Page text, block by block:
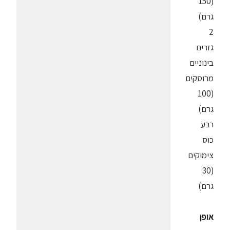
גרם)
2
גזרים
בינוניים
מרוסקים
(100
גרם)
רבע
כוס
צימוקים
(30
גרם)
אופן